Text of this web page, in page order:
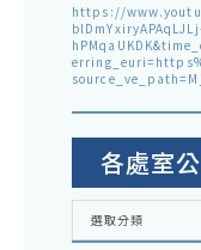
https://
各處室
各
室
選取分類